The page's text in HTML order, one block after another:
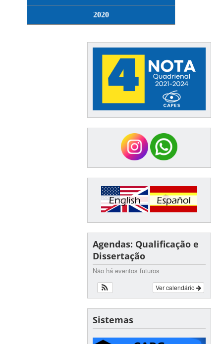
2020
Agendas: Qualificação e
Dissertação
Não há eventos futuros
Ver calendário
Sistemas